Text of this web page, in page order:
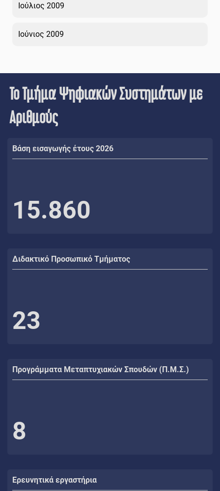
Ιούλιος 2009
Ιούνιος 2009
Το Τμήμα Ψηφιακών Συστημάτων με
Αριθμούς
Βάση εισαγωγής έτους 2026
15.860
Διδακτικό Προσωπικό Τμήματος
23
Προγράμματα Μεταπτυχιακών Σπουδών (Π.Μ.Σ.)
8
Ερευνητικά εργαστήρια